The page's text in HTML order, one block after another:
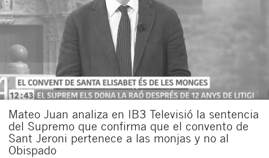
Mateo Juan analiza en IB3 Televisió la sentencia
del Supremo que confirma que el convento de
Sant Jeroni pertenece a las monjas y no al
Obispado